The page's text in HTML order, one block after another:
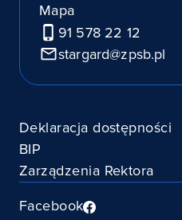
Mapa
91 578 22 12
stargard@zpsb.pl
Deklaracja dostępności
BIP
Zarządzenia Rektora
Facebook